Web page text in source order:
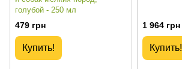
голубой - 250 мл
479 грн
Купить!
1 964 грн
Купить!